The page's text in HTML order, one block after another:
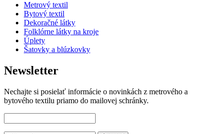
Metrový textil
Bytový textil
Dekoračné látky
Folklórne látky na kroje
Úplety
Šatovky a blúzkovky
Newsletter
Nechajte si posielať informácie o novinkách z metrového a
bytového textilu priamo do mailovej schránky.